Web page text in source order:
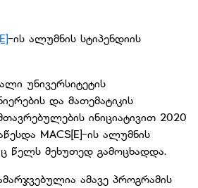
-ის ალუმნის სტიპენდიის
უნივერსიტეტის
და მათემატიკის
ინიციატივით 2020
MACS[E]-ის ალუმნის
წელს მეხუთედ გამოცხადდა.
ამავე პროგრამის